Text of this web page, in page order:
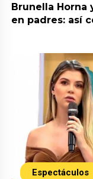
Brunella Horna
en padres: así
Espectáculos